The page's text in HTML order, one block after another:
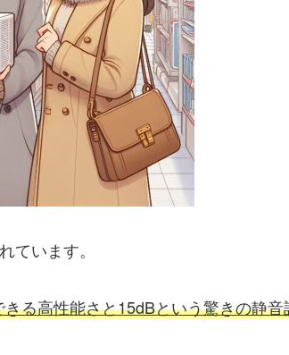
ています。
る高性能さと15dBという驚きの静